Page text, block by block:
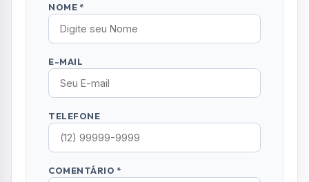
NOME *
E-MAIL
TELEFONE
COMENTÁRIO *